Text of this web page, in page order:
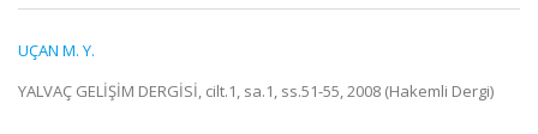
UÇAN M. Y.
YALVAÇ GELİŞİM DERGİSİ, cilt.1, sa.1, ss.51-55, 2008 (Hakemli Dergi)